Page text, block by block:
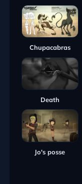
Chupacabras
Death
Jo's posse